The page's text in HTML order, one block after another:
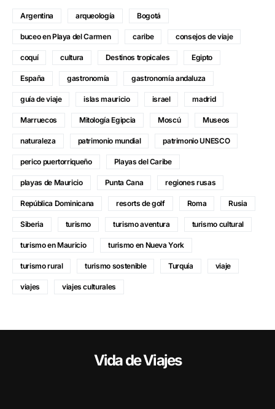
Argentina arqueología Bogotá
buceo en Playa del Carmen caribe consejos de viaje
coquí cultura Destinos tropicales Egipto
España gastronomía gastronomía andaluza
guía de viaje islas mauricio israel madrid
Marruecos Mitología Egipcia Moscú Museos
naturaleza patrimonio mundial patrimonio UNESCO
perico puertorriqueño Playas del Caribe
playas de Mauricio Punta Cana regiones rusas
República Dominicana resorts de golf Roma Rusia
Siberia turismo turismo aventura turismo cultural
turismo en Mauricio turismo en Nueva York
turismo rural turismo sostenible Turquía viaje
viajes viajes culturales
Vida de Viajes